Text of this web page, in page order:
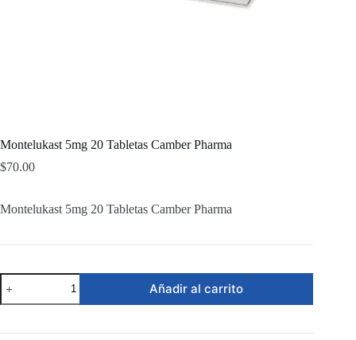
Montelukast 5mg 20 Tabletas Camber Pharma
$70.00
Montelukast 5mg 20 Tabletas Camber Pharma
Montelukast
5mg
20
Añadir al carrito